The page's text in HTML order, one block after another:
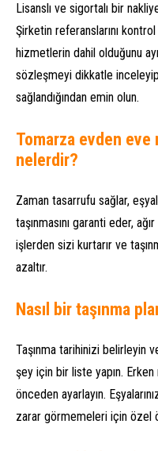
Lisanslı ve sigortalı bir
Şirketin referanslarını
hizmetlerin dahil olduğunu
sözleşmeyi dikkatle
sağlandığından emin olun.
Tomarza evden eve
nelerdir?
Zaman tasarrufu sağlar,
taşınmasını garanti eder,
işlerden sizi kurtarır ve
azaltır.
Nasıl bir taşınma
Taşınma tarihinizi belirleyin
şey için bir liste yapın.
önceden ayarlayın.
zarar görmemeleri için özel